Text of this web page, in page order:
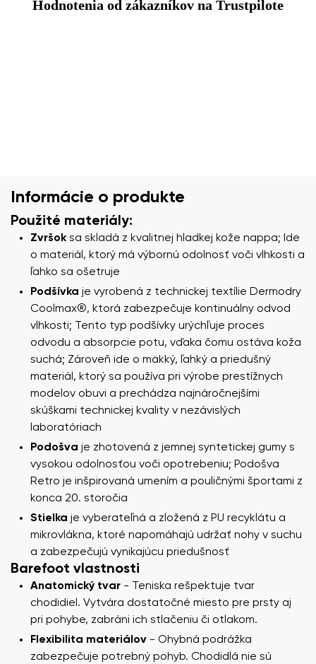
Hodnotenia od zákazníkov na Trustpilote
Informácie o produkte
Použité materiály:
Zvršok sa skladá z kvalitnej hladkej kože nappa; Ide
o materiál, ktorý má výbornú odolnosť voči vlhkosti a
ľahko sa ošetruje
Podšívka je vyrobená z technickej textílie Dermodry
Coolmax®, ktorá zabezpečuje kontinuálny odvod
vlhkosti; Tento typ podšívky urýchľuje proces
odvodu a absorpcie potu, vďaka čomu ostáva koža
suchá; Zároveň ide o mäkký, ľahký a priedušný
materiál, ktorý sa používa pri výrobe prestížnych
modelov obuvi a prechádza najnáročnejšími
skúškami technickej kvality v nezávislých
laboratóriach
Podošva je zhotovená z jemnej syntetickej gumy s
vysokou odolnosťou voči opotrebeniu; Podošva
Retro je inšpirovaná umením a pouličnými športami z
konca 20. storočia
Stielka je vyberateľná a zložená z PU recyklátu a
mikrovlákna, ktoré napomáhajú udržať nohy v suchu
a zabezpečujú vynikajúcu priedušnosť
Barefoot vlastnosti
Anatomický tvar - Teniska rešpektuje tvar
chodidiel. Vytvára dostatočné miesto pre prsty aj
pri pohybe, zabráni ich stlačeniu či otlakom.
Flexibilita materiálov - Ohybná podrážka
zabezpečuje potrebný pohyb. Chodidlá nie sú